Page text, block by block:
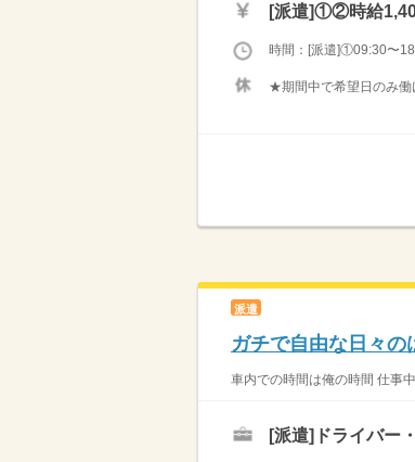
[派遣]①②時給
時間：[派遣]①09:30〜
★期間中で希望日のみ
派遣
ガチで自由な日々
車内での時間は俺の時間 仕事
[派遣] ドライバー